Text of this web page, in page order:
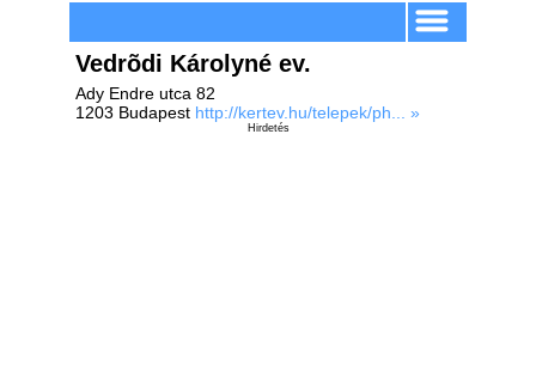
Vedrõdi Károlyné ev.
Ady Endre utca 82
1203 Budapest http://kertev.hu/telepek/ph... »
Hirdetés